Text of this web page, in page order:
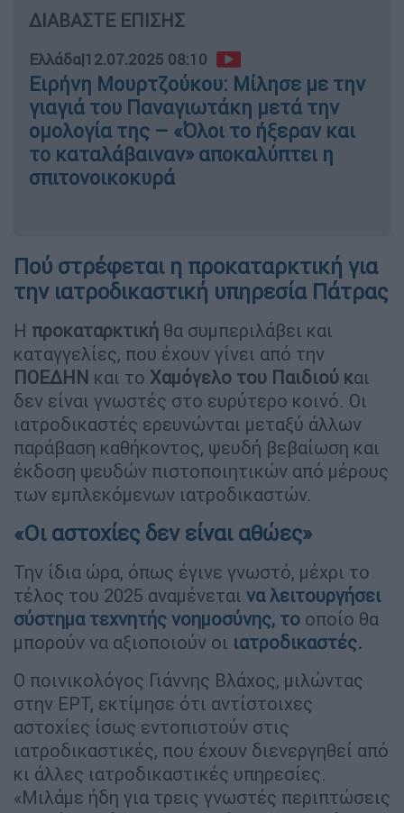
ΔΙΑΒΑΣΤΕ ΕΠΙΣΗΣ
Ελλάδα|12.07.2025 08:10
Ειρήνη Μουρτζούκου: Μίλησε με την
γιαγιά του Παναγιωτάκη μετά την
ομολογία της – «Όλοι το ήξεραν και
το καταλάβαιναν» αποκαλύπτει η
σπιτονοικοκυρά
Πού στρέφεται η προκαταρκτική για
την ιατροδικαστική υπηρεσία Πάτρας
Η προκαταρκτική θα συμπεριλάβει και
καταγγελίες, που έχουν γίνει από την
ΠΟΕΔΗΝ και το Χαμόγελο του Παιδιού και
δεν είναι γνωστές στο ευρύτερο κοινό. Οι
ιατροδικαστές ερευνώνται μεταξύ άλλων
παράβαση καθήκοντος, ψευδή βεβαίωση και
έκδοση ψευδών πιστοποιητικών από μέρους
των εμπλεκόμενων ιατροδικαστών.
«Οι αστοχίες δεν είναι αθώες»
Την ίδια ώρα, όπως έγινε γνωστό, μέχρι το
τέλος του 2025 αναμένεται να λειτουργήσει
σύστημα τεχνητής νοημοσύνης, το οποίο θα
μπορούν να αξιοποιούν οι ιατροδικαστές.
Ο ποινικολόγος Γιάννης Βλάχος, μιλώντας
στην ΕΡΤ, εκτίμησε ότι αντίστοιχες
αστοχίες ίσως εντοπιστούν στις
ιατροδικαστικές, που έχουν διενεργηθεί από
κι άλλες ιατροδικαστικές υπηρεσίες.
«Μιλάμε ήδη για τρεις γνωστές περιπτώσεις